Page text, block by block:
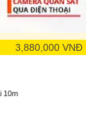
3,880,000 VNĐ
10m